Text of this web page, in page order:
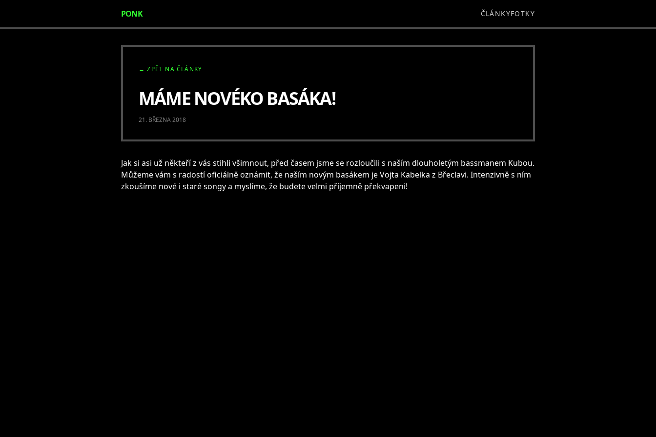
PONK ČLÁNKYFOTKY
← ZPĚT NA ČLÁNKY
MÁME NOVÉKO BASÁKA!
21. BŘEZNA 2018
Jak si asi už někteří z vás stihli všimnout, před časem jsme se rozloučili s naším dlouholetým bassmanem Kubou.
Můžeme vám s radostí oficiálně oznámit, že naším novým basákem je Vojta Kabelka z Břeclavi. Intenzivně s ním
zkoušíme nové i staré songy a myslíme, že budete velmi příjemně překvapeni!